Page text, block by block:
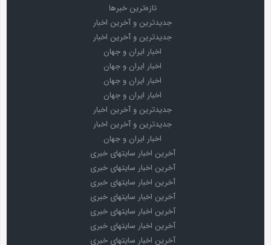
تازه‌ترین خبرها
جدیدترین و آخرین اخبار
جدیدترین و آخرین اخبار
اخبار ایران و جهان
اخبار ایران و جهان
اخبار ایران و جهان
اخبار ایران و جهان
جدیدترین و آخرین اخبار
جدیدترین و آخرین اخبار
اخبار ایران و جهان
آخرین اخبار سایتهای خبری
آخرین اخبار سایتهای خبری
آخرین اخبار سایتهای خبری
آخرین اخبار سایتهای خبری
آخرین اخبار سایتهای خبری
آخرین اخبار سایتهای خبری
آخرین اخبار سایتهای خبری